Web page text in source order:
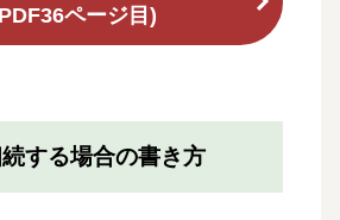
ページ目)
する場合の書き方